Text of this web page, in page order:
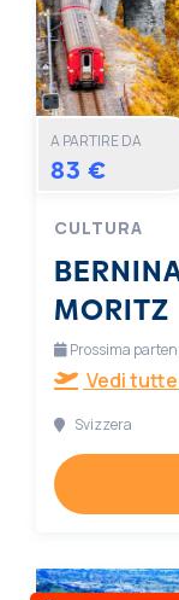
A PARTIRE DA
83 €
CULTURA
MORITZ
Prossima
Vedi
Svizzera